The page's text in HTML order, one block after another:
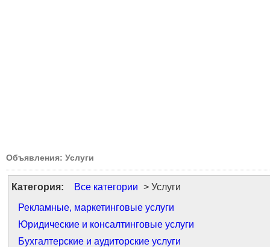
Объявления: Услуги
Категория: Все категории > Услуги
Рекламные, маркетинговые услуги
Юридические и консалтинговые услуги
Бухгалтерские и аудиторские услуги